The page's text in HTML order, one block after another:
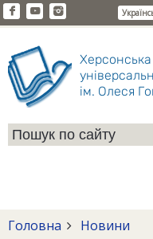
ім. Олеся
Головна Новини